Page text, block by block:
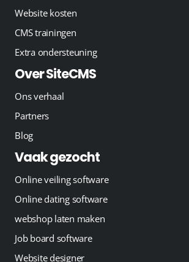
Website kosten
CMS trainingen
Extra ondersteuning
Over SiteCMS
Ons verhaal
Partners
Blog
Vaak gezocht
Online veiling software
Online dating software
webshop laten maken
Job board software
Website designer